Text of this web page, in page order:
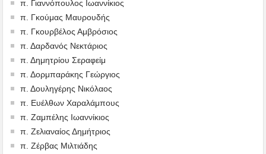
π. Γιαννόπουλος Ιωαννίκιος
π. Γκούμας Μαυρουδής
π. Γκουρβέλος Αμβρόσιος
π. Δαρδανός Νεκτάριος
π. Δημητρίου Σεραφείμ
π. Δορμπαράκης Γεώργιος
π. Δουληγέρης Νικόλαος
π. Ευέλθων Χαραλάμπους
π. Ζαμπέλης Ιωαννίκιος
π. Ζελιαναίος Δημήτριος
π. Ζέρβας Μιλτιάδης